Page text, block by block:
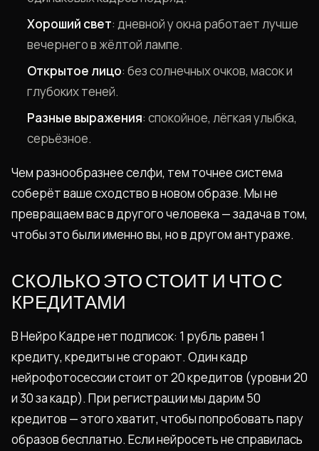
Хороший свет: дневной у окна работает лучше
вечернего в жёлтой лампе.
Открытое лицо: без солнечных очков, масок и
глубоких теней.
Разные выражения: спокойное, лёгкая улыбка,
серьёзное.
Чем разнообразнее селфи, тем точнее система
соберёт ваше сходство в новом образе. Мы не
превращаем вас в другого человека — задача в том,
чтобы это были именно вы, но в другом антураже.
СКОЛЬКО ЭТО СТОИТ И ЧТО С
КРЕДИТАМИ
В Нейро Кадре нет подписок: 1 рубль равен 1
кредиту, кредиты не сгорают. Один кадр
нейрофотосессии стоит от 20 кредитов (уровни 20
и 30 за кадр). При регистрации мы дарим 50
кредитов — этого хватит, чтобы попробовать пару
образов бесплатно. Если нейросеть не справилась